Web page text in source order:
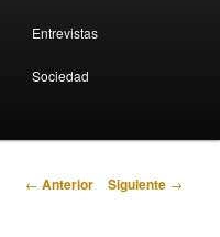
Entrevistas
Sociedad
Navegación
← Anterior Siguiente →